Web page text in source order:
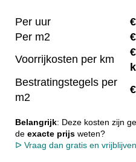
Per uur €
Per m2
€
Voorrijkosten per km
Bestratingstegels per
m2
Belangrijk: Deze kosten zijn
de exacte prijs weten?
ᐅ Vraag dan gratis en